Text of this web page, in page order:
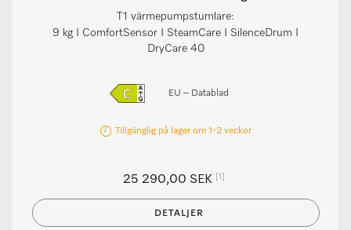
T1 värmepumpstumlare:
9 kg I ComfortSensor I SteamCare I SilenceDrum I
DryCare 40
EU – Datablad
Tillgänglig på lager om 1-2 veckor
25 290,00 SEK [1]
DETALJER